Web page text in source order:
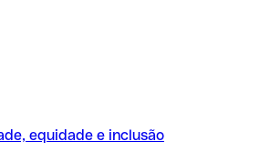
equidade e inclusão